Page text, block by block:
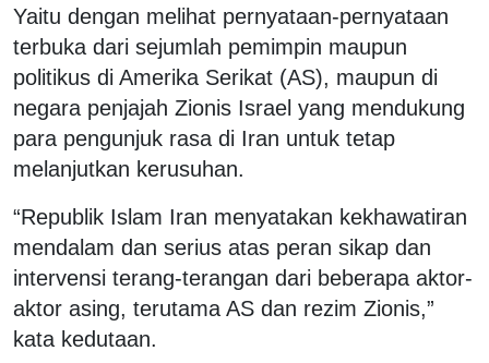
Yaitu dengan melihat pernyataan-pernyataan
terbuka dari sejumlah pemimpin maupun
politikus di Amerika Serikat (AS), maupun di
negara penjajah Zionis Israel yang mendukung
para pengunjuk rasa di Iran untuk tetap
melanjutkan kerusuhan.
“Republik Islam Iran menyatakan kekhawatiran
mendalam dan serius atas peran sikap dan
intervensi terang-terangan dari beberapa aktor-
aktor asing, terutama AS dan rezim Zionis,”
kata kedutaan.